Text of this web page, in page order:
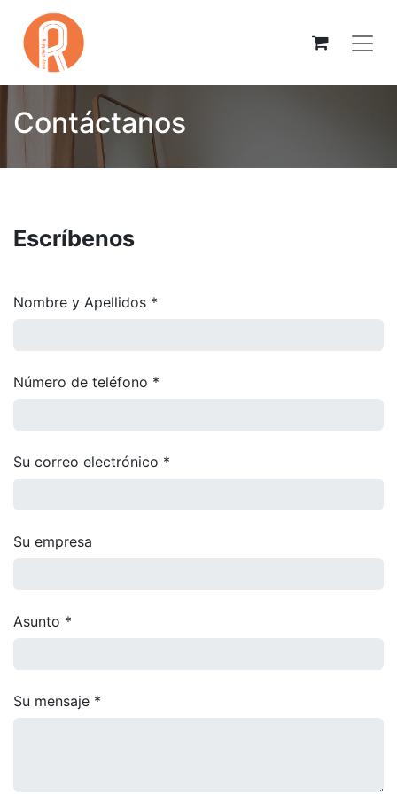
Contáctanos
Escríbenos
Nombre y Apellidos *
Número de teléfono *
Su correo electrónico *
Su empresa
Asunto *
Su mensaje *